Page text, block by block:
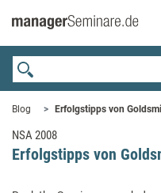
Blog Erfolgstipps von
NSA 2008
Erfolgstipps von